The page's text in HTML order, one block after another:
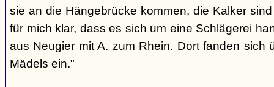
sie an die Hängebrücke kommen, die Kalker
für mich klar, dass es sich um eine Schlägerei
aus Neugier mit A. zum Rhein. Dort fanden sich
Mädels ein."